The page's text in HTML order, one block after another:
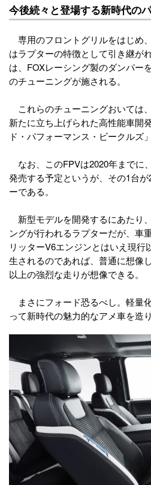
今後続々と登場する新時代の
専用のフロントグリルをはじめ
はラプターの特徴として引き継が
は、FOXレーシング製のダンパー
のチューニングが施される。
これらのチューニングおいては
新たに立ち上げられた高性能車開
ド・パフォーマンス・ビークルズ
なお、このFPVは2020年までに
発売する予定というが、その1台
ーである。
新型モデルを開発するにあたり
ングが行われるラプターだが、車
リッターV6エンジンとはいえ現行
生されるのであれば、普通に想像
以上の強烈な走りが想像できる。
まさにフォード恐るべし。軽量
って新時代の魅力的なアメ車を造